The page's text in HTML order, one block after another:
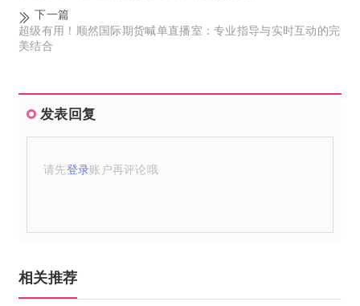
下一篇
超级有用！顺然国际期货喊单直播室：专业指导与实时互动的完
美结合
发表回复
请先登录账户再评论哦
相关推荐